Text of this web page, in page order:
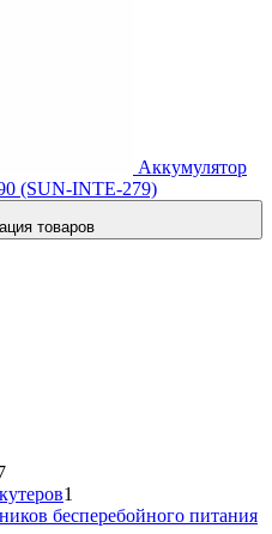
Аккумулятор
(SUN-INTE-279)
товаров
7
товаров1
товар
бесперебойного питания